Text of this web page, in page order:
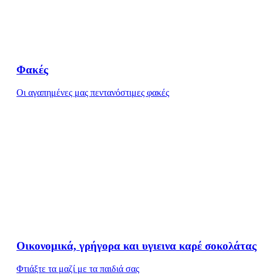
Φακές
Οι αγαπημένες μας πεντανόστιμες φακές
Οικονομικά, γρήγορα και υγιεινα καρέ σοκολάτας
Φτιάξτε τα μαζί με τα παιδιά σας